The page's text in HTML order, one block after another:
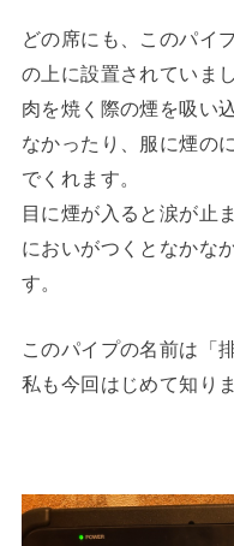
どの席にも、このパイ
の上に設置されていまし
肉を焼く際の煙を吸い
なかったり、服に煙の
でくれます。
目に煙が入ると涙が止
においがつくとなかな
す。
このパイプの名前は「
私も今回はじめて知り